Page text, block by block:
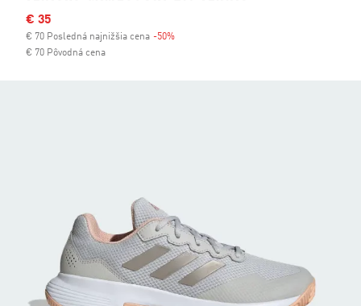
Výpredajová cena
€ 35
€ 70 Posledná najnižšia cena -50%
€ 70 Pôvodná cena